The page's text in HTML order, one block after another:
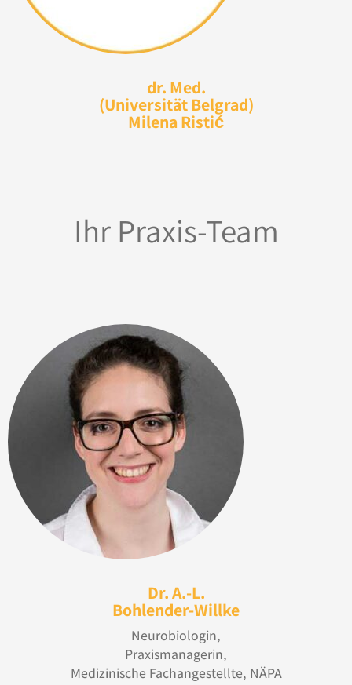
dr. Med.
(Universität Belgrad)
Milena Ristić
Ihr Praxis-Team
Dr. A.-L.
Bohlender-Willke
Neurobiologin,
Praxismanagerin,
Medizinische Fachangestellte, NÄPA